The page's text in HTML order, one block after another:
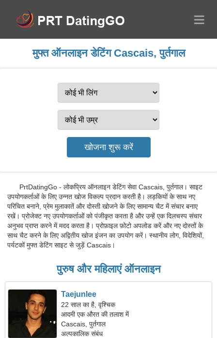
मुफ्त ऑनलाइन डेटिंग Cascais, पुर्तगाल
PrtDatingGo - लोकप्रिय ऑनलाइन डेटिंग सेवा Cascais, पुर्तगाल। साइट
उपयोगकर्ताओं के लिए उन्नत खोज विकल्प प्रदान करती है। लड़कियों के साथ नए
परिचित बनाने, प्रेम मुलाकातें और दोस्ती खोजने के लिए सामान्य चैट में संचार बनाए
रखें। प्रोजेक्ट नए उपयोगकर्ताओं को पंजीकृत करता है और उन्हें एक दिलचस्प संचार
अनुभव प्राप्त करने में मदद करता है। प्रोफ़ाइल फ़ोटो अपलोड करें और नए दोस्तों के
साथ चैट करने के लिए अद्वितीय खोज इंजन का उपयोग करें। स्थानीय लोग, विदेशियों,
पर्यटकों मुफ्त डेटिंग साइट से जुड़ें Cascais।
पुरुष और महिलाएं ऑनलाइन
Taejunlee
22 साल का है, वृश्चिक
आदमी एक औरत की तलाश में
Cascais, पुर्तगाल
अल्पकालिक संबंध